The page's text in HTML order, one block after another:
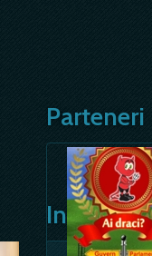
Parteneri